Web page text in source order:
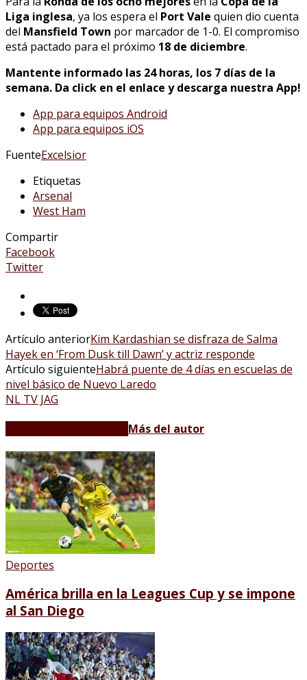
Liga inglesa, ya los espera el Port Vale quien dio cuenta
del Mansfield Town por marcador de 1-0. El compromiso
está pactado para el próximo 18 de diciembre.
Mantente informado las 24 horas, los 7 días de la
semana. Da click en el enlace y descarga nuestra App!
App para equipos Android
App para equipos iOS
FuenteExcelsior
Etiquetas
Arsenal
West Ham
Compartir
Facebook
Twitter
Artículo anteriorKim Kardashian se disfraza de Salma
Hayek en ‘From Dusk till Dawn’ y actriz responde
Artículo siguienteHabrá puente de 4 días en escuelas de
nivel básico de Nuevo Laredo
NL TV JAG
Más del autor
Deportes
América brilla en la Leagues Cup y se impone
al San Diego